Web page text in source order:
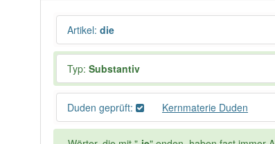
Artikel: die
Typ: Substantiv
Duden geprüft: Kernmaterie Duden